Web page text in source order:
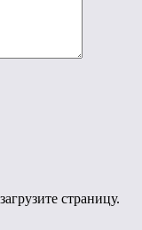
страницу.